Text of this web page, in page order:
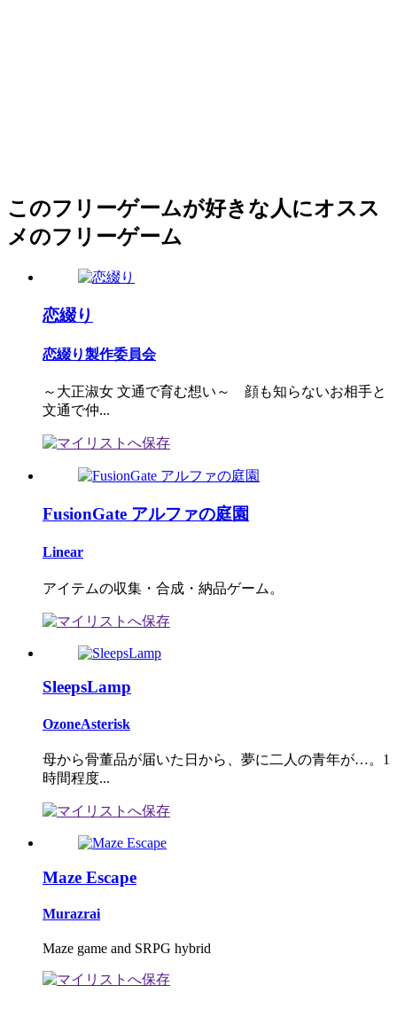
このフリーゲームが好きな人にオスス
メのフリーゲーム
恋綴り
恋綴り製作委員会
～大正淑女 文通で育む想い～ 顔も知らないお相手と
文通で仲...
FusionGate アルファの庭園
Linear
アイテムの収集・合成・納品ゲーム。
SleepsLamp
OzoneAsterisk
母から骨董品が届いた日から、夢に二人の青年が…。1
時間程度...
Maze Escape
Murazrai
Maze game and SRPG hybrid